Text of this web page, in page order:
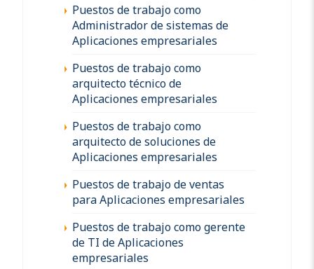
Puestos de trabajo como
Administrador de sistemas de
Aplicaciones empresariales
Puestos de trabajo como
arquitecto técnico de
Aplicaciones empresariales
Puestos de trabajo como
arquitecto de soluciones de
Aplicaciones empresariales
Puestos de trabajo de ventas
para Aplicaciones empresariales
Puestos de trabajo como gerente
de TI de Aplicaciones
empresariales